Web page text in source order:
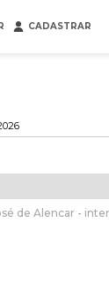
CADASTRAR
de Alencar -